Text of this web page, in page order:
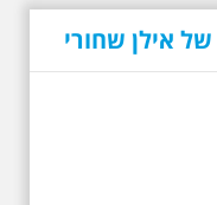
אילן שחורי